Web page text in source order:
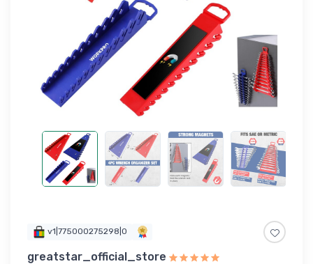
v1|775000275298|0
greatstar_official_store